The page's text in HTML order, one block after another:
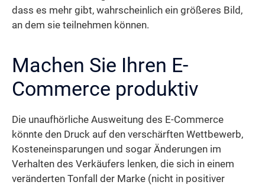
dass es mehr gibt, wahrscheinlich ein größeres Bild,
an dem sie teilnehmen können.
Machen Sie Ihren E-
Commerce produktiv
Die unaufhörliche Ausweitung des E-Commerce
könnte den Druck auf den verschärften Wettbewerb,
Kosteneinsparungen und sogar Änderungen im
Verhalten des Verkäufers lenken, die sich in einem
veränderten Tonfall der Marke (nicht in positiver